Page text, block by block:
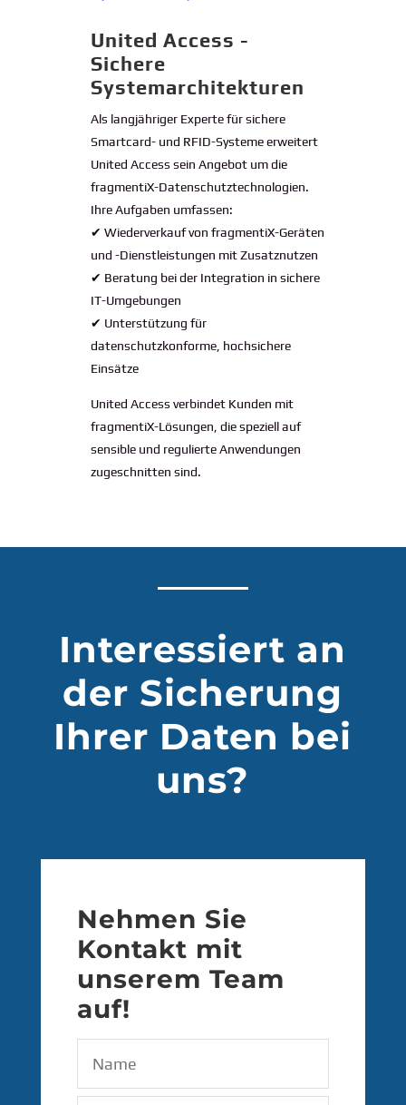
United Access -
Sichere
Systemarchitekturen
Als langjähriger Experte für sichere
Smartcard- und RFID-Systeme erweitert
United Access sein Angebot um die
fragmentiX-Datenschutztechnologien.
Ihre Aufgaben umfassen:
✔ Wiederverkauf von fragmentiX-Geräten
und -Dienstleistungen mit Zusatznutzen
✔ Beratung bei der Integration in sichere
IT-Umgebungen
✔ Unterstützung für
datenschutzkonforme, hochsichere
Einsätze
United Access verbindet Kunden mit
fragmentiX-Lösungen, die speziell auf
sensible und regulierte Anwendungen
zugeschnitten sind.
Interessiert an
der Sicherung
Ihrer Daten bei
uns?
Nehmen Sie
Kontakt mit
unserem Team
auf!